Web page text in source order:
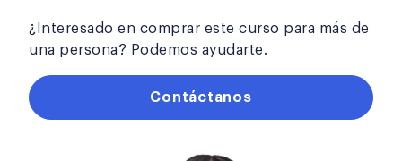
¿Interesado en comprar este curso para más de
una persona? Podemos ayudarte.
Contáctanos